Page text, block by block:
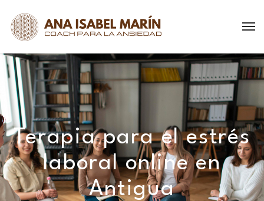
Terapia para el estrés
laboral online en
Antigua